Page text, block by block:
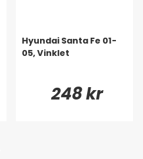
Hyundai Santa Fe 01-
05, Vinklet
248 kr